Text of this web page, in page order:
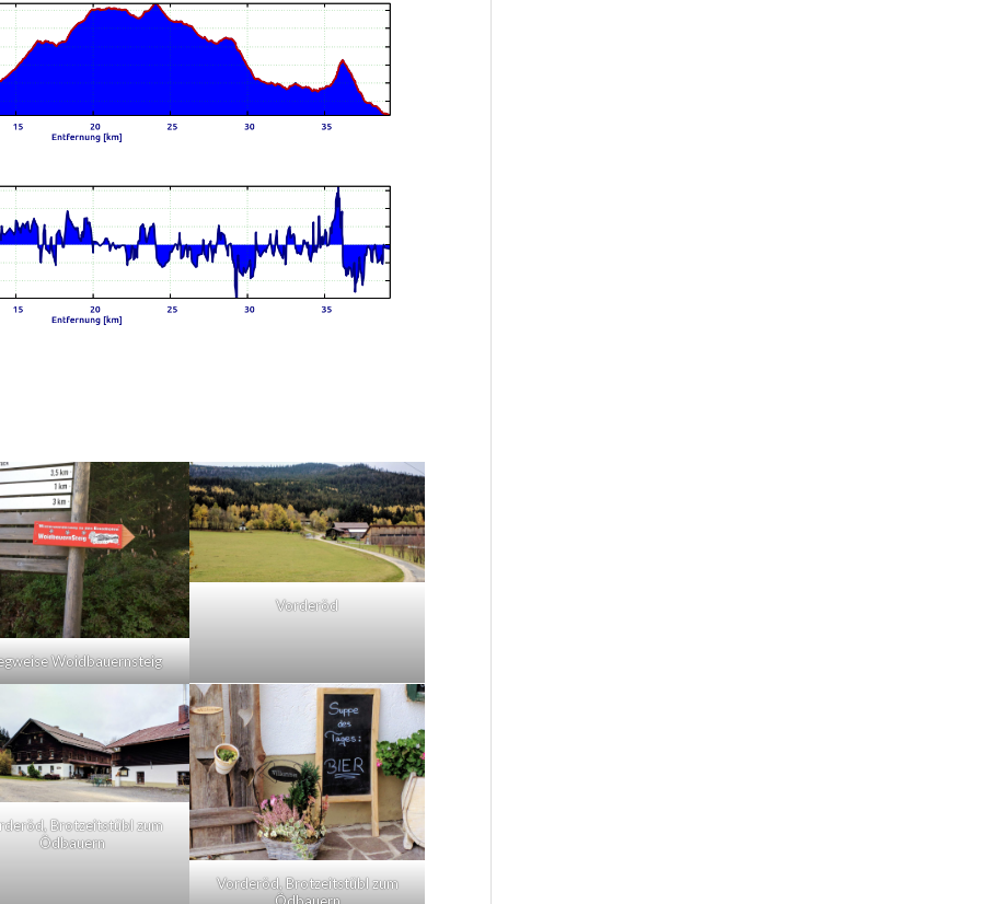
Woidbauernsteig
Vorderöd
Brotzeitstübl zum
Ödbauern
Vorderöd, Brotzeitstübl zum
Ödbauern